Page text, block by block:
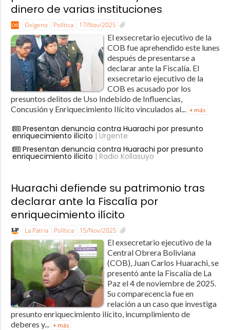
dinero de varias instituciones
Oxígeno Política 17/Nov/2025
El exsecretario ejecutivo de la
COB fue aprehendido este lunes
después de presentarse a
declarar ante la Fiscalía. El
exsecretario ejecutivo de la
COB es acusado por los
presuntos delitos de Uso Indebido de Influencias,
Concusión y Enriquecimiento Ilícito vinculados al...
+ más
Presentan denuncia contra Huarachi por presunto
enriquecimiento ilícito | Urgente
Presentan denuncia contra Huarachi por presunto
enriquecimiento ilícito | Radio Kollasuyo
Huarachi defiende su patrimonio tras
declarar ante la Fiscalía por
enriquecimiento ilícito
La Patria Política 15/Nov/2025
El exsecretario ejecutivo de la
Central Obrera Boliviana
(COB), Juan Carlos Huarachi, se
presentó ante la Fiscalía de La
Paz el 4 de noviembre de 2025.
Su comparecencia fue en
relación a un caso que investiga
presunto enriquecimiento ilícito, incumplimiento de
deberes y... + más